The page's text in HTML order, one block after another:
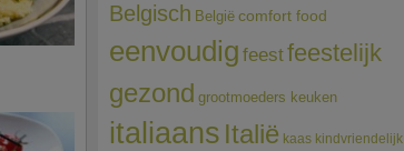
Belgisch België comfort food
eenvoudig feestfeestelijk
gezond grootmoeders keuken
italiaans Italië kaas kindvriendelijk